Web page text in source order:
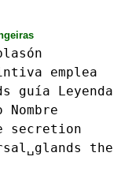
emplea
guía
Leyenda
Nombre
secretion
the